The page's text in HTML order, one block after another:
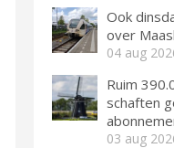
Ook
over
04 aug
Ruim
schaften
03 aug